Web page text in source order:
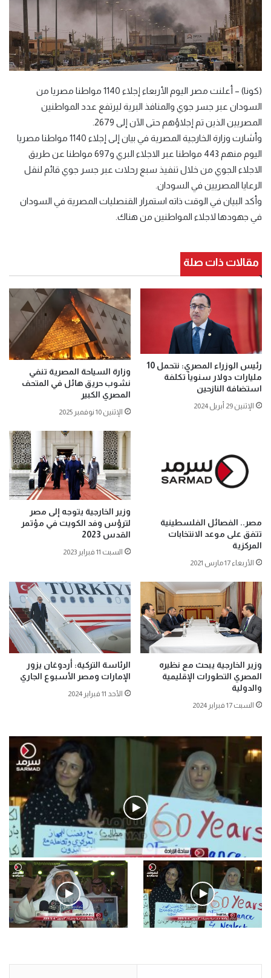
(كونا) – أعلنت مصر اليوم الأربعاء إجلاء 1140 مواطنا مصريا من
السودان عبر جسر جوي والمنافذ البرية ليرتفع عدد المواطنين
المصريين الذين تم إجلاؤهم حتى الآن إلى 2679.
وأشارت وزارة الخارجية المصرية في بيان إلى إجلاء 1140 مواطنا مصريا
اليوم منهم 443 مواطنا عبر الاجلاء البري و697 مواطنا عن طريق
الاجلاء الجوي من خلال تنفيذ سبع رحلات عبر جسر جوي قائم لنقل
الرعايا المصريين في السودان.
وأكد البيان في الوقت ذاته استمرار القنصليات المصرية في السودان
في جهودها لاجلاء المواطنين من هناك.
مقالات ذات صلة
رئيس الوزراء المصري: نتحمل 10
مليارات دولار سنوياً تكلفة
استضافة النازحين
الإثنين 29 أبريل 2024
وزارة السياحة المصرية تنفي
نشوب حريق هائل في المتحف
المصري الكبير
الإثنين 10 نوفمبر 2025
مصر.. الفصائل الفلسطينية
تتفق على موعد الانتخابات
المركزية
الأربعاء 17 مارس 2021
وزير الخارجية يتوجه إلى مصر
لترؤس وفد الكويت في مؤتمر
القدس 2023
السبت 11 فبراير 2023
وزير الخارجية يبحث مع نظيره
المصري التطورات الإقليمية
والدولية
السبت 17 فبراير 2024
الرئاسة التركية: أردوغان يزور
الإمارات ومصر الأسبوع الجاري
الأحد 11 فبراير 2024
فيديو
.وقفة احتجاجية رمزية لـ”#البدون” في ساحة الإرادة 4-5-2019.
الأحد 5 مايو 2019
5-2019.
نبيع مخدرات يعني ولا خمر؟!.